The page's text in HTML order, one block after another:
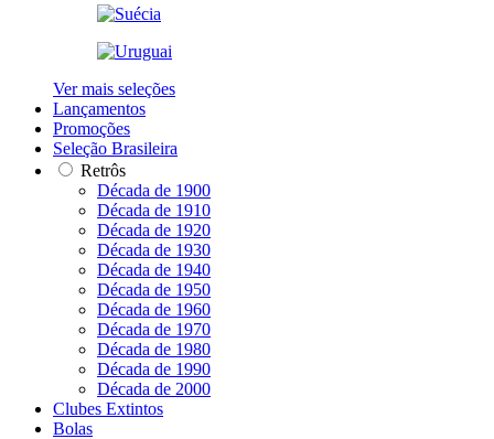
Ver mais seleções
Lançamentos
Promoções
Seleção Brasileira
Retrôs
Década de 1900
Década de 1910
Década de 1920
Década de 1930
Década de 1940
Década de 1950
Década de 1960
Década de 1970
Década de 1980
Década de 1990
Década de 2000
Clubes Extintos
Bolas